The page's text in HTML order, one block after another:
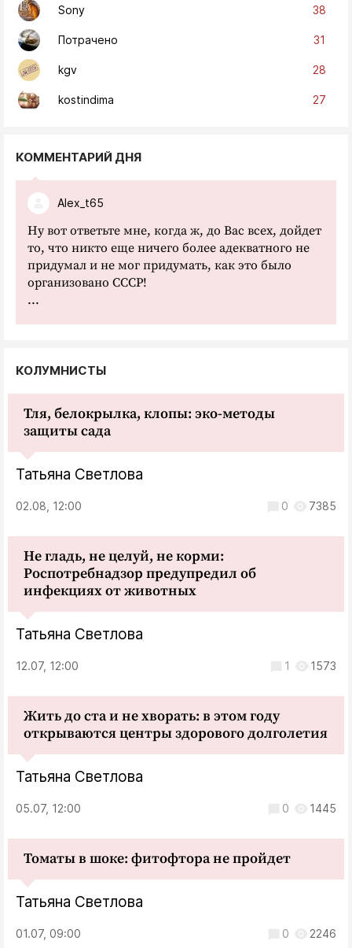
Sony 38
Потрачено 31
kgv 28
kostindima 27
КОММЕНТАРИЙ ДНЯ
Alex_t65
Ну вот ответьте мне, когда ж, до Вас всех, дойдет
то, что никто еще ничего более адекватного не
придумал и не мог придумать, как это было
организовано СССР!
...
КОЛУМНИСТЫ
Тля, белокрылка, клопы: эко-методы
защиты сада
Татьяна Светлова
02.08, 12:00 0 7385
Не гладь, не целуй, не корми:
Роспотребнадзор предупредил об
инфекциях от животных
Татьяна Светлова
12.07, 12:00 1 1573
Жить до ста и не хворать: в этом году
открываются центры здорового долголетия
Татьяна Светлова
05.07, 12:00 0 1445
Томаты в шоке: фитофтора не пройдет
Татьяна Светлова
01.07, 09:00 0 2246